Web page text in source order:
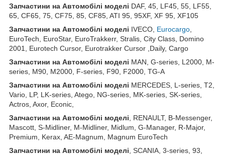
Запчастини на Автомобілі моделі DAF, 45, LF45, 55, LF55,
65, CF65, 75, CF75, 85, CF85, ATI 95, 95XF, XF 95, XF105
Запчастини на Автомобілі моделі IVECO, Eurocargo
EuroTech, EuroStar, EuroTrakkerr, Stralis, City Class, Domino
2001, Eurotech Cursor, Eurotrakker Cursor ,Daily, Cargo
Запчастини на Автомобілі моделі MAN, G-series, L2000, M-
series, M90, M2000, F-series, F90, F2000, TG-A
Запчастини на Автомобілі моделі MERCEDES, L-series, T2,
Vario, LP, LK-series, Atego, NG-series, MK-series, SK-series,
Actros, Axor, Econic,
Запчастини на Автомобілі моделі , RENAULT, B-Messenger,
Mascott, S-Midliner, M-Midliner, Midlum, G-Manager, R-Major,
Premium, Kerax, AE-Magnum, Magnum EuroTech
Запчастини на Автомобілі моделі , SCANIA, 3-series, 93,